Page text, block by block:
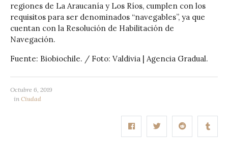
regiones de La Araucanía y Los Ríos, cumplen con los
requisitos para ser denominados “navegables”, ya que
cuentan con la Resolución de Habilitación de
Navegación.
Fuente: Biobiochile. / Foto: Valdivia | Agencia Gradual.
Octubre 6, 2019
in Ciudad